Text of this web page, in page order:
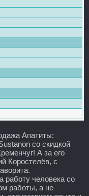
Апатиты:
со скидкой
А за его
Коростелёв, с
работу человека со
работы, а не